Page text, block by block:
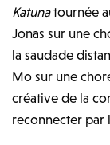
Katunatournée
Jonas sur une
la saudade
Mo sur une
créative de la
reconnecter par